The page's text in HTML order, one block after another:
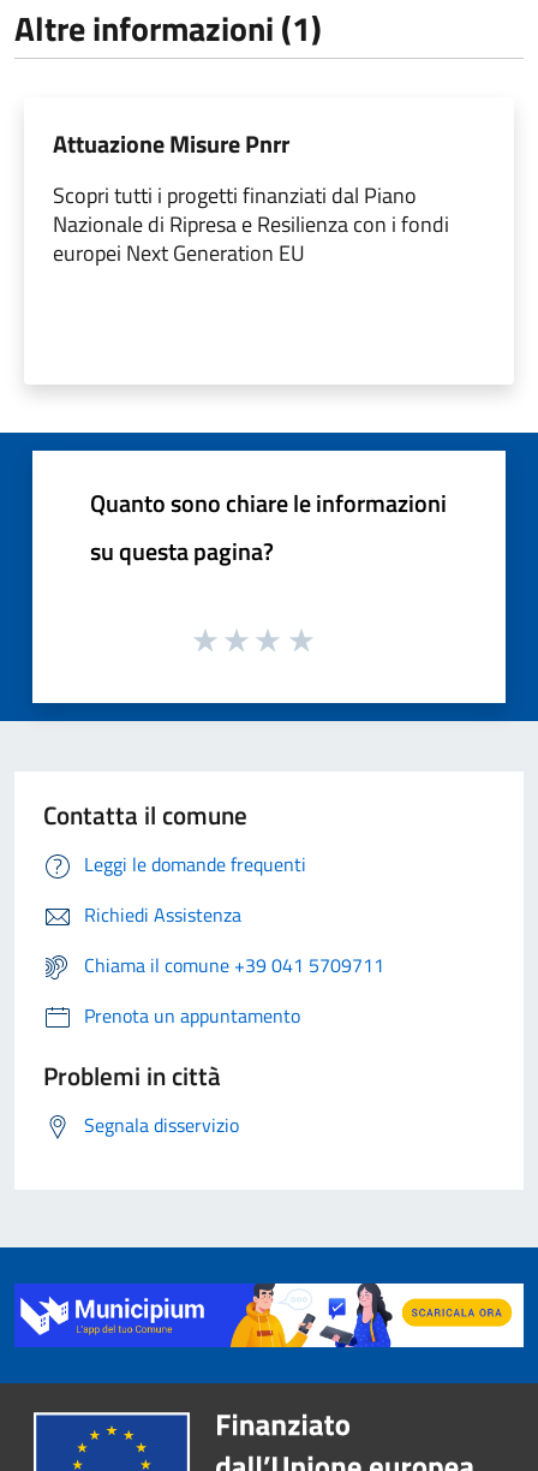
Altre informazioni (1)
Attuazione Misure Pnrr
Scopri tutti i progetti finanziati dal Piano
Nazionale di Ripresa e Resilienza con i fondi
europei Next Generation EU
Quanto sono chiare le informazioni
su questa pagina?
Contatta il comune
Leggi le domande frequenti
Richiedi Assistenza
Chiama il comune +39 041 5709711
Prenota un appuntamento
Problemi in città
Segnala disservizio